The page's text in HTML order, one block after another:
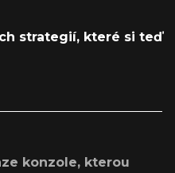
strategií, které si teď
konzole, kterou